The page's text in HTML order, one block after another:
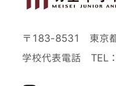
〒183-8531 東京
学校代表電話 TEL